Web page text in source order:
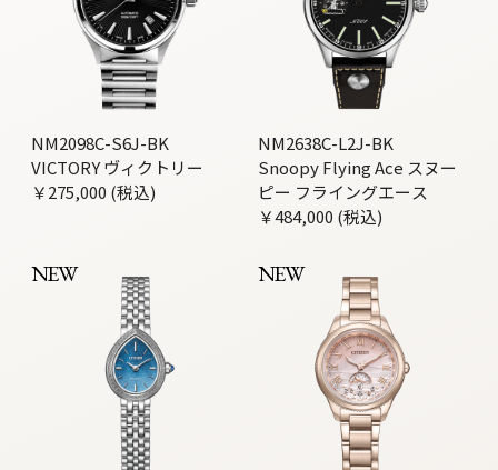
NM2098C-S6J-BK
VICTORY ヴィクトリー
￥275,000 (税込)
NM2638C-L2J-BK
Snoopy Flying Ace スヌー
ピー フライングエース
￥484,000 (税込)
NEW NEW